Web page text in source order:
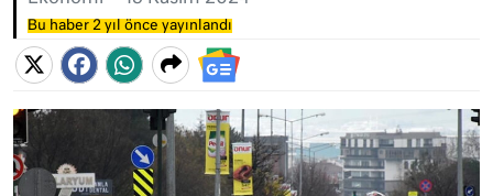
Bu haber 2 yıl önce yayınlandı